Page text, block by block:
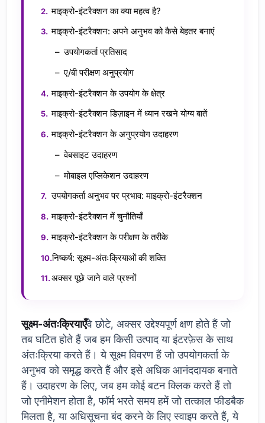
माइक्रो-इंटरैक्शन का क्या महत्व है?
माइक्रो-इंटरैक्शन: अपने अनुभव को कैसे बेहतर बनाएं
उपयोगकर्ता प्रतिसाद
ए/बी परीक्षण अनुप्रयोग
माइक्रो-इंटरैक्शन के उपयोग के क्षेत्र
माइक्रो-इंटरैक्शन डिज़ाइन में ध्यान रखने योग्य बातें
माइक्रो-इंटरैक्शन के अनुप्रयोग उदाहरण
वेबसाइट उदाहरण
मोबाइल एप्लिकेशन उदाहरण
उपयोगकर्ता अनुभव पर प्रभाव: माइक्रो-इंटरैक्शन
माइक्रो-इंटरैक्शन में चुनौतियाँ
माइक्रो-इंटरैक्शन के परीक्षण के तरीके
निष्कर्ष: सूक्ष्म-अंतःक्रियाओं की शक्ति
अक्सर पूछे जाने वाले प्रश्नों
सूक्ष्म-अंतःक्रियाएँवे छोटे, अक्सर उद्देश्यपूर्ण क्षण होते हैं जो
तब घटित होते हैं जब हम किसी उत्पाद या इंटरफ़ेस के साथ
अंतःक्रिया करते हैं। ये सूक्ष्म विवरण हैं जो उपयोगकर्ता के
अनुभव को समृद्ध करते हैं और इसे अधिक आनंददायक बनाते
हैं। उदाहरण के लिए, जब हम कोई बटन क्लिक करते हैं तो
जो एनीमेशन होता है, फॉर्म भरते समय हमें जो तत्काल फीडबैक
मिलता है, या अधिसूचना बंद करने के लिए स्वाइप करते हैं, ये